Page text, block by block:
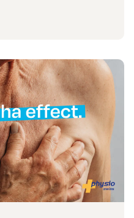
Jetzt verfügbar auf Deutsch